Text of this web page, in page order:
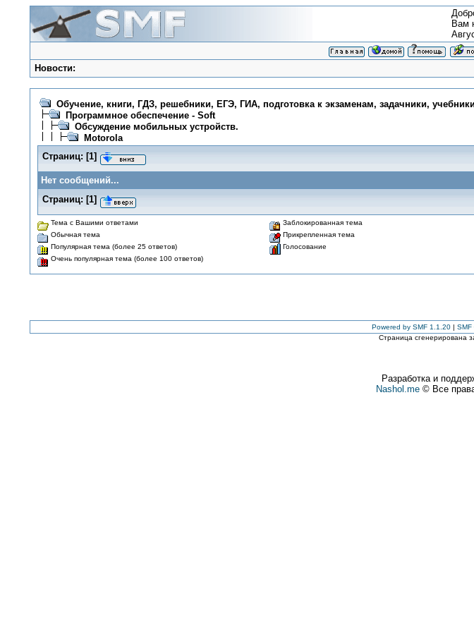
Вам
Новости:
Обучение, книги, ГДЗ, решебники, ЕГЭ, ГИА, подготовка к экзаменам, задачники,
Программное обеспечение - Soft
Обсуждение мобильных устройств.
Motorola
Страниц:[1]
Нет сообщений...
Страниц:[1]
Тема с Вашими ответами
Обычная тема
Популярная тема (более 25 ответов)
Очень популярная тема (более 100 ответов)
Заблокированная тема
Прикрепленная тема
Голосование
Powered by SMF 1.1.20 | SMF
Страница сгенерирована
Разработка и
Nashol.me© Все